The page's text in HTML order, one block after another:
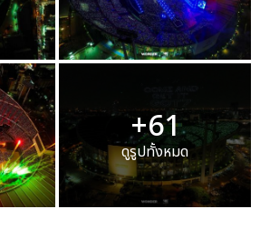
+61
ดูรูปทั้งหมด